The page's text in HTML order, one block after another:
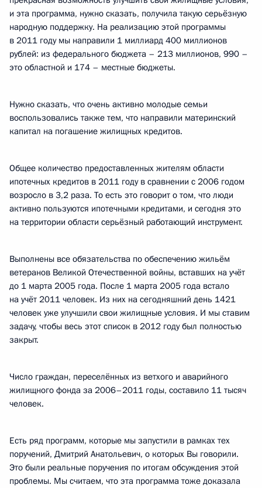
и эта программа, нужно сказать, получила такую серьёзную
народную поддержку. На реализацию этой программы
в 2011 году мы направили 1 миллиард 400 миллионов
рублей: из федерального бюджета – 213 миллионов, 990 –
это областной и 174 – местные бюджеты.
Нужно сказать, что очень активно молодые семьи
воспользовались также тем, что направили материнский
капитал на погашение жилищных кредитов.
Общее количество предоставленных жителям области
ипотечных кредитов в 2011 году в сравнении с 2006 годом
возросло в 3,2 раза. То есть это говорит о том, что люди
активно пользуются ипотечными кредитами, и сегодня это
на территории области серьёзный работающий инструмент.
Выполнены все обязательства по обеспечению жильём
ветеранов Великой Отечественной войны, вставших на учёт
до 1 марта 2005 года. После 1 марта 2005 года встало
на учёт 2011 человек. Из них на сегодняшний день 1421
человек уже улучшили свои жилищные условия. И мы ставим
задачу, чтобы весь этот список в 2012 году был полностью
закрыт.
Число граждан, переселённых из ветхого и аварийного
жилищного фонда за 2006–2011 годы, составило 11 тысяч
человек.
Есть ряд программ, которые мы запустили в рамках тех
поручений, Дмитрий Анатольевич, о которых Вы говорили.
Это были реальные поручения по итогам обсуждения этой
проблемы. Мы считаем, что эта программа тоже доказала